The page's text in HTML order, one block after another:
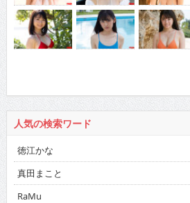
人気の検索ワード
徳江かな
真田まこと
RaMu